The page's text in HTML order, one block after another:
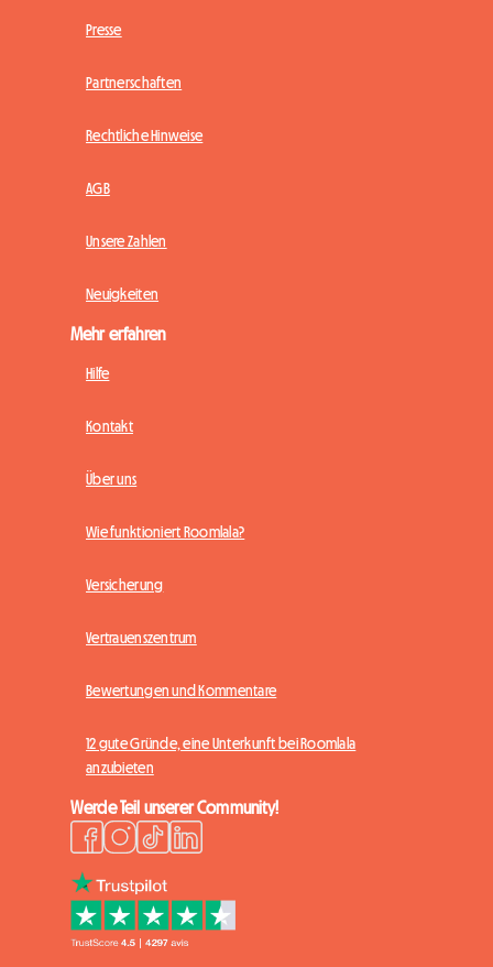
Presse
Partnerschaften
Rechtliche Hinweise
AGB
Unsere Zahlen
Neuigkeiten
Mehr erfahren
Hilfe
Kontakt
Über uns
Wie funktioniert Roomlala?
Versicherung
Vertrauenszentrum
Bewertungen und Kommentare
12 gute Gründe, eine Unterkunft bei Roomlala
anzubieten
Werde Teil unserer Community!